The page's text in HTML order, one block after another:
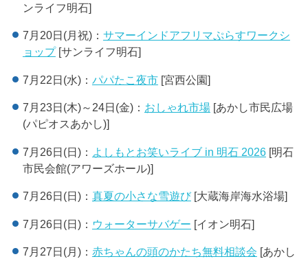
ンライフ明石]
7月20日(月祝)： サマーインドアフリマぷらすワークシ
ョップ[サンライフ明石]
7月22日(水)： パパたこ夜市[宮西公園]
7月23日(木)～24日(金)： おしゃれ市場[あかし市民広場
(パピオスあかし)]
7月26日(日)： よしもとお笑いライブ in 明石 2026[明石
市民会館(アワーズホール)]
7月26日(日)： 真夏の小さな雪遊び[大蔵海岸海水浴場]
7月26日(日)： ウォーターサバゲー [イオン明石]
7月27日(月)： 赤ちゃんの頭のかたち無料相談会 [あかし